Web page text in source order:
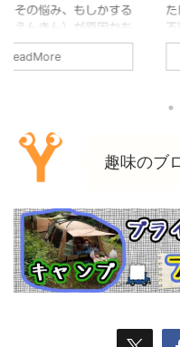
もしかする
が原因かも
筋に比べ
の動きや美
普段気に
みを経験し
たる節もな
ち悪いと感
甲骨の下
）にか ...
た目の印象だ
不調を引き起
す。「自分も
のある方に向
ば緩やかなS
んでしまって
起こることが
えたり、自信
趣味のブ